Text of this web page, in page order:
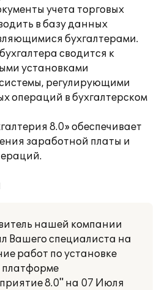
учета торговых
в базу данных
бухгалтерами.
сводится к
установками
регулирующими
операций в бухгалтерском
8.0» обеспечивает
заработной платы и
нашей компании
Вашего специалиста на
работ по установке
8.0" на 07 Июля